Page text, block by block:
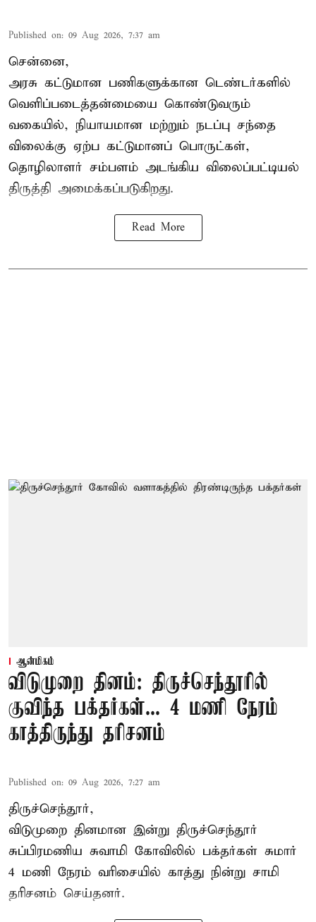
Published on: 09 Aug 2026, 7:37 am
சென்னை,
அரசு கட்டுமான பணிகளுக்கான டெண்டர்களில்
வெளிப்படைத்தன்மையை கொண்டுவரும்
வகையில், நியாயமான மற்றும் நடப்பு சந்தை
விலைக்கு ஏற்ப கட்டுமானப் பொருட்கள்,
தொழிலாளர் சம்பளம் அடங்கிய விலைப்பட்டியல்
திருத்தி அமைக்கப்படுகிறது.
Read More
ஆன்மிகம்
விடுமுறை தினம்: திருச்செந்தூரில்
குவிந்த பக்தர்கள்... 4 மணி நேரம்
காத்திருந்து தரிசனம்
Published on: 09 Aug 2026, 7:27 am
திருச்செந்தூர்,
விடுமுறை தினமான இன்று திருச்செந்தூர்
சுப்பிரமணிய சுவாமி கோவிலில் பக்தர்கள் சுமார்
4 மணி நேரம் வரிசையில் காத்து நின்று சாமி
தரிசனம் செய்தனர்.